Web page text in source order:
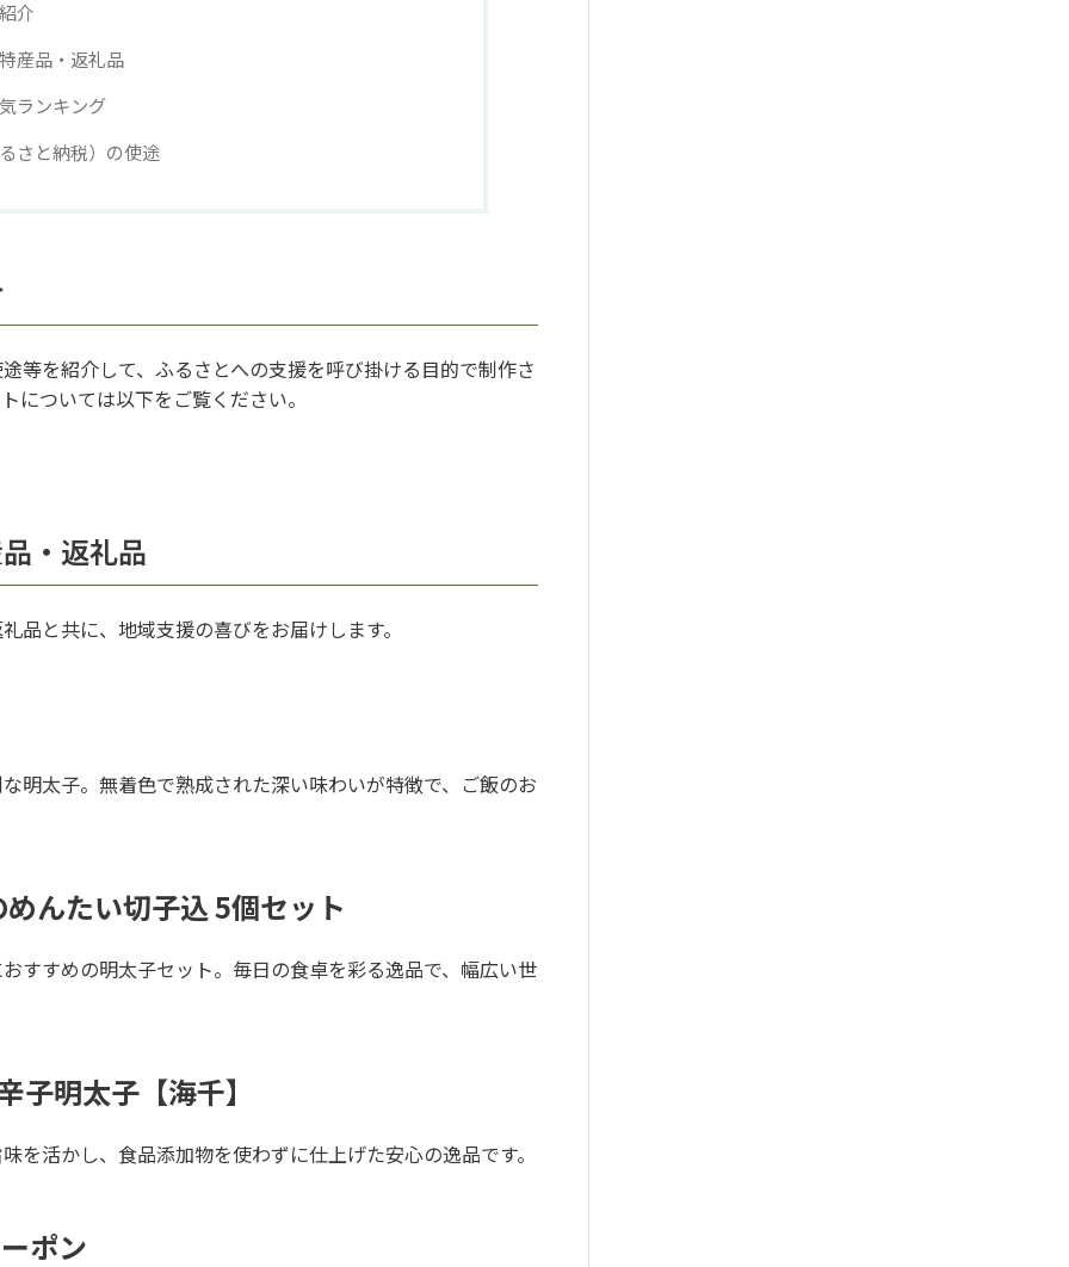
介
産品・返礼品
ランキング
さと納税）の使途
等を紹介して、ふるさとへの支援を呼び掛ける目的で制作さ
については以下をご覧ください。
・返礼品
品と共に、地域支援の喜びをお届けします。
明太子。無着色で熟成された深い味わいが特徴で、ご飯のお
んたい切子込 5個セット
すすめの明太子セット。毎日の食卓を彩る逸品で、幅広い世
子明太子【海千】
を活かし、食品添加物を使わずに仕上げた安心の逸品です。
ポン